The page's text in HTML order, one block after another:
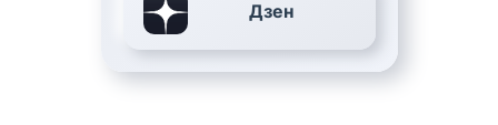
Дзен